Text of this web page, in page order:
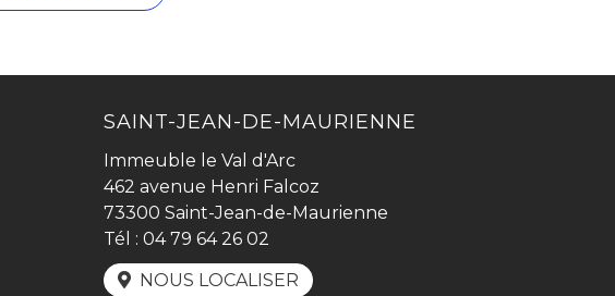
SAINT-JEAN-DE-MAURIENNE
Immeuble le Val d'Arc
462 avenue Henri Falcoz
73300 Saint-Jean-de-Maurienne
Tél :04 79 64 26 02
NOUS LOCALISER